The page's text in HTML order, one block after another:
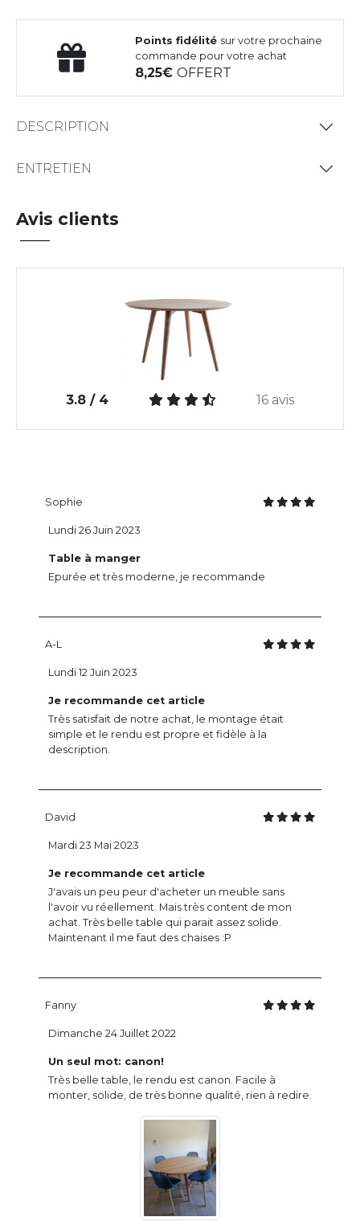
Points fidélité sur votre prochaine
commande pour votre achat
8,25OFFERT
DESCRIPTION
ENTRETIEN
Avis clients
3.8 / 4 16 avis
Sophie
Table à manger
Epurée et très moderne, je recommande
Lundi 26 Juin 2023
A-L
Je recommande cet article
Très satisfait de notre achat, le montage était
simple et le rendu est propre et fidèle à la
description.
Lundi 12 Juin 2023
David
Je recommande cet article
J'avais un peu peur d'acheter un meuble sans
l'avoir vu réellement. Mais très content de mon
achat. Très belle table qui parait assez solide.
Maintenant il me faut des chaises :P
Mardi 23 Mai 2023
Fanny
Un seul mot: canon!
Très belle table, le rendu est canon. Facile à
monter, solide, de très bonne qualité, rien à redire.
Dimanche 24 Juillet 2022